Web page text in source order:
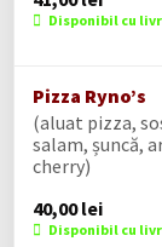
Disponibil cu
Pizza Ryno’s
(aluat pizza,
salam, șuncă,
cherry)
40,00lei
Disponibil cu